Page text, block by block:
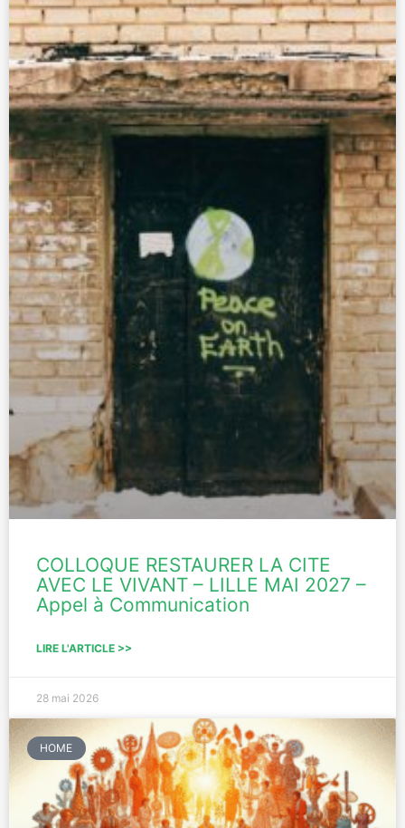
COLLOQUE RESTAURER LA CITE
AVEC LE VIVANT – LILLE MAI 2027 –
Appel à Communication
LIRE L'ARTICLE >>
28 mai 2026
HOME